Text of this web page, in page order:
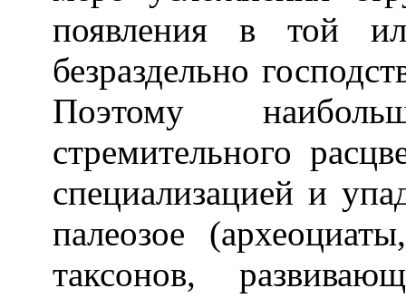
появления в той
безраздельно
Поэтому
стремительного
специализацией и
палеозое
таксонов,